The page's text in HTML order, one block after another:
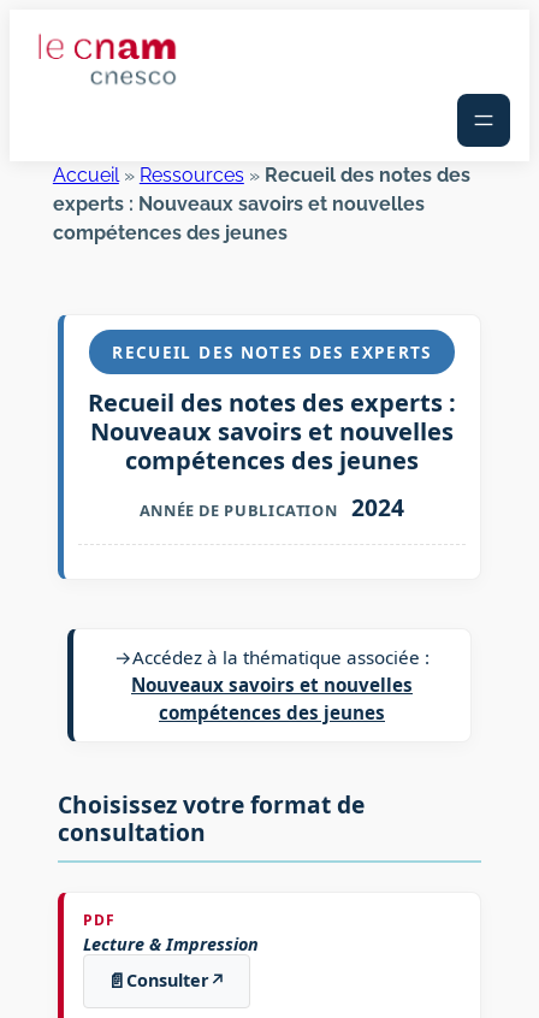
Accueil» Ressources» Recueil des notes des
experts : Nouveaux savoirs et nouvelles
compétences des jeunes
RECUEIL DES NOTES DES EXPERTS
Recueil des notes des experts :
Nouveaux savoirs et nouvelles
compétences des jeunes
ANNÉE DE PUBLICATION 2024
→Accédez à la thématique associée :
Nouveaux savoirs et nouvelles
compétences des jeunes
Choisissez votre format de
consultation
PDF
Lecture & Impression
📄Consulter↗